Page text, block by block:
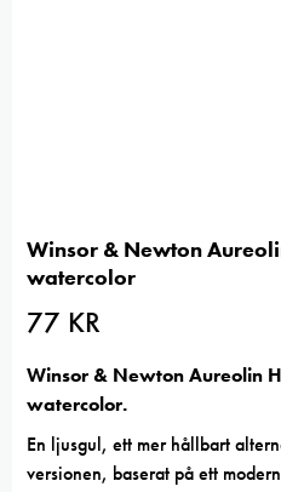
Winsor & Newton
watercolor
77 KR
Winsor & Newton Aureolin
watercolor.
En ljusgul, ett mer hållbart
versionen, baserat på ett